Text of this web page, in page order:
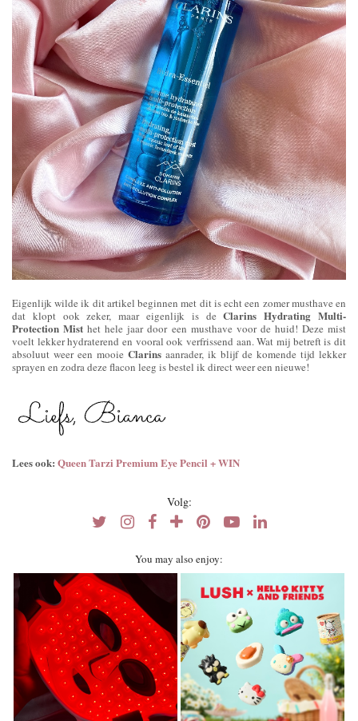
Eigenlijk wilde ik dit artikel beginnen met dit is echt een zomer musthave en
dat klopt ook zeker, maar eigenlijk is deClarins Hydrating Multi-
Protection Mist het hele jaar door een musthave voor de huid! Deze mist
voelt lekker hydraterend en vooral ook verfrissend aan. Wat mij betreft is dit
absoluut weer een mooie Clarins aanrader, ik blijf de komende tijd lekker
sprayen en zodra deze flacon leeg is bestel ik direct weer een nieuwe!
Lees ook: Queen Tarzi Premium Eye Pencil + WIN
Volg:
You may also enjoy: